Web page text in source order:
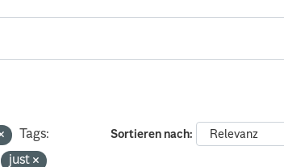
Sortieren nach
Tags:
just